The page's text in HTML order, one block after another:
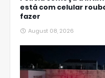
está com celular
fazer
August 08, 2026